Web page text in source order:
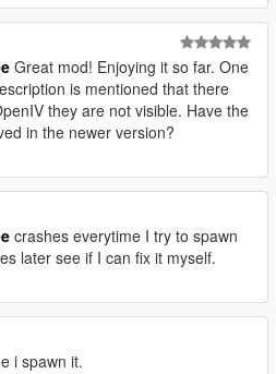
Great mod! Enjoying it so far. One
is mentioned that there
they are not visible. Have the
in the newer version?
crashes everytime I try to spawn
later see if I can fix it myself.
i spawn it.